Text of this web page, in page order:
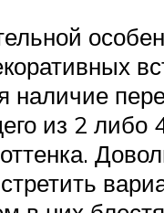
наличие
из 2 либо